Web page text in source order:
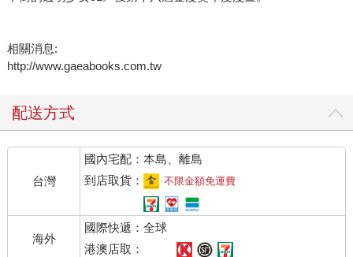
相關消息:
http://www.gaeabooks.com.tw
配送方式
台灣
國內宅配：本島、離島
到店取貨：
不限金額免運費
海外
國際快遞：全球
港澳店取：